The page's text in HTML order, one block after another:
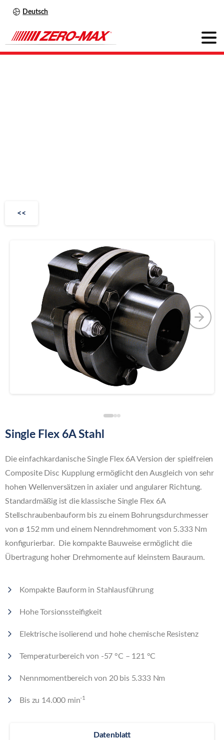
Deutsch
<<
Single Flex 6A Stahl
Die einfachkardanische Single Flex 6A Version der spielfreien
Composite Disc Kupplung ermöglicht den Ausgleich von sehr
hohen Wellenversätzen in axialer und angularer Richtung.
Standardmäßig ist die klassische Single Flex 6A
Stellschraubenbauform bis zu einem Bohrungsdurchmesser
von ø 152 mm und einem Nenndrehmoment von 5.333 Nm
konfigurierbar. Die kompakte Bauweise ermöglicht die
Übertragung hoher Drehmomente auf kleinstem Bauraum.
Kompakte Bauform in Stahlausführung
Hohe Torsionssteifigkeit
Elektrische isolierend und hohe chemische Resistenz
Temperaturbereich von -57 °C – 121 °C
Nennmomentbereich von 20 bis 5.333 Nm
Bis zu 14.000 min-1
Datenblatt